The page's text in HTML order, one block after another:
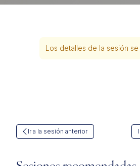
Los detalles de la sesión se
Ir a la sesión anterior